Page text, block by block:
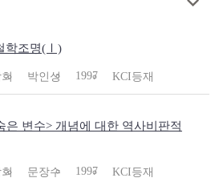
학조명(Ⅰ)
박인성 1997 KCI등재
은 변수> 개념에 대한 역사비판적
문장수 1997 KCI등재